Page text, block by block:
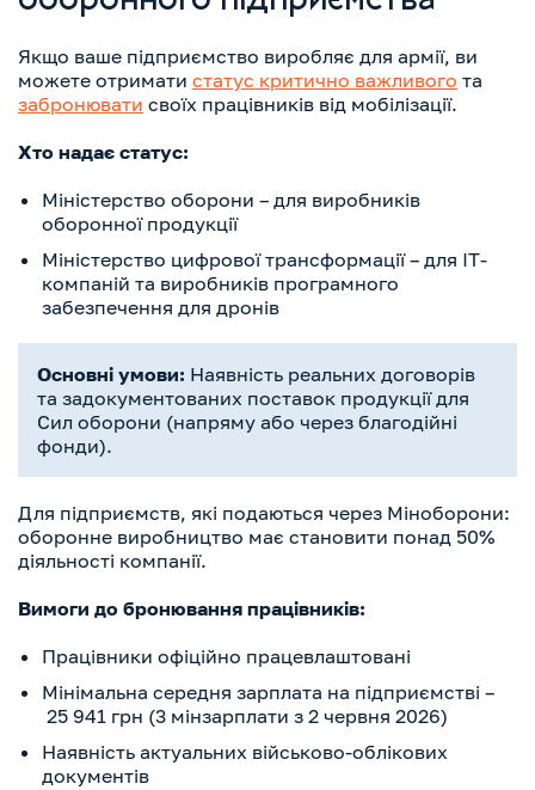
Якщо ваше підприємство виробляє для армії, ви
можете отримати статус критично важливого та
забронювати своїх працівників від мобілізації.
Хто надає статус:
Міністерство оборони – для виробників
оборонної продукції
Міністерство цифрової трансформації – для IT-
компаній та виробників програмного
забезпечення для дронів
Основні умови: Наявність реальних договорів
та задокументованих поставок продукції для
Сил оборони (напряму або через благодійні
фонди).
Для підприємств, які подаються через Міноборони:
оборонне виробництво має становити понад 50%
діяльності компанії.
Вимоги до бронювання працівників:
Працівники офіційно працевлаштовані
Мінімальна середня зарплата на підприємстві –
25 941 грн (3 мінзарплати з 2 червня 2026)
Наявність актуальних військово-облікових
документів